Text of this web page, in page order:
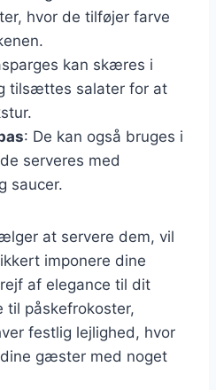
hvor de tilføjer farve
kan skæres i
tilsættes salater for at
: De kan også bruges i
serveres med
saucer.
at servere dem, vil
imponere dine
af elegance til dit
til påskefrokoster,
festlig lejlighed, hvor
gæster med noget